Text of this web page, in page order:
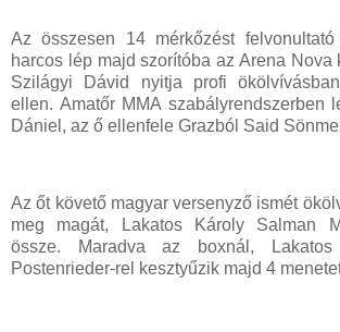
Az összesen 14 mérkőzést
harcos lép majd szorítóba az Arena Nova
Szilágyi Dávid nyitja profi
ellen. Amatőr MMA szabályrendszerben
Dániel, az ő ellenfele Grazból Said
Az őt követő magyar versenyző ismét
meg magát, Lakatos Károly Salman
össze. Maradva az boxnál,
Postenrieder-rel kesztyűzik majd 4